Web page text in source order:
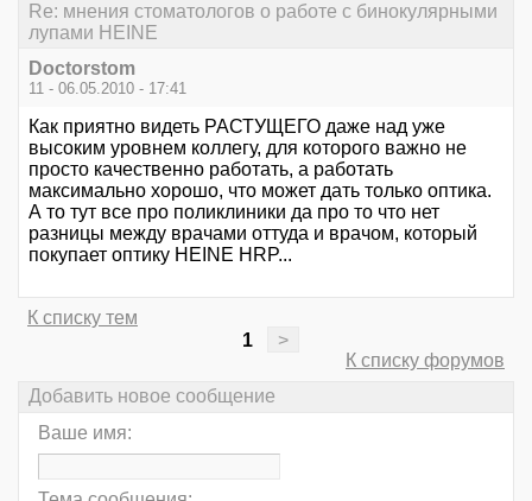
Re: мнения стоматологов о работе с бинокулярными
лупами HEINE
Doctorstom
11 - 06.05.2010 - 17:41
Как приятно видеть РАСТУЩЕГО даже над уже
высоким уровнем коллегу, для которого важно не
просто качественно работать, а работать
максимально хорошо, что может дать только оптика.
А то тут все про поликлиники да про то что нет
разницы между врачами оттуда и врачом, который
покупает оптику HEINE HRP...
К списку тем
1
>
К списку форумов
Добавить новое сообщение
Ваше имя: